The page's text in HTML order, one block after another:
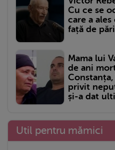
Cu ce se
care a
față de
Mama lui
de ani
privit
și-a dat
Util pentru mămici